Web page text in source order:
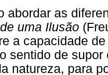
abordar as
uma Ilusão
a capacidade
sentido de
natureza, para